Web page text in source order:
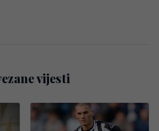
vijesti